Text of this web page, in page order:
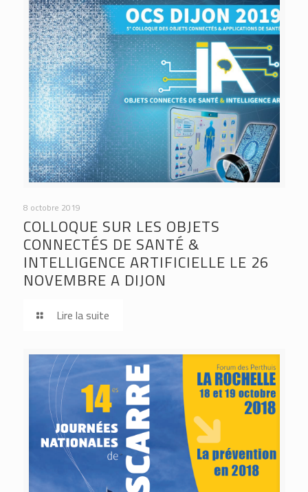
8 octobre 2019
COLLOQUE SUR LES OBJETS
CONNECTÉS DE SANTÉ &
INTELLIGENCE ARTIFICIELLE LE 26
NOVEMBRE A DIJON
Lire la suite